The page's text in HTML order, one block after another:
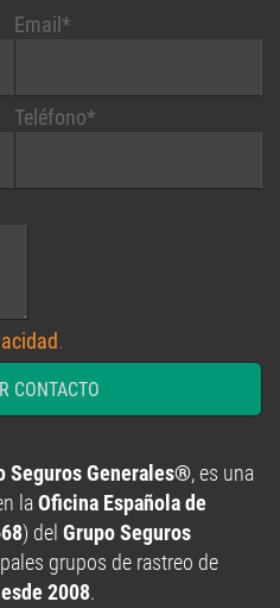
Email*
Teléfono*
.
CONTACTO
Seguros Generales®, es una
laOficina Española de
) del Grupo Seguros
grupos de rastreo de
2008.